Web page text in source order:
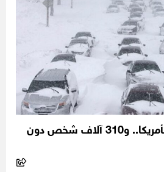
عاصفة شتوية قاتلة بأمريكا.. و310 آلاف شخص دون